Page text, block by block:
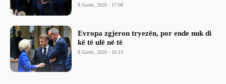
8 Gusht, 2026 - 17:08
Evropa zgjeron tryezën, por ende nuk di
kë të ulë në të
8 Gusht, 2026 - 10:13